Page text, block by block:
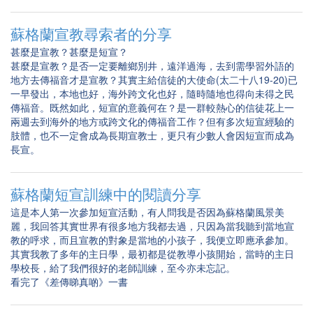
蘇格蘭宣教尋索者的分享
甚麼是宣教？甚麼是短宣？
甚麼是宣教？是否一定要離鄉別井，遠洋過海，去到需學習外語的
地方去傳福音才是宣教？其實主給信徒的大使命(太二十八19-20)已
一早發出，本地也好，海外跨文化也好，隨時隨地也得向未得之民
傳福音。既然如此，短宣的意義何在？是一群較熱心的信徒花上一
兩週去到海外的地方或跨文化的傳福音工作？但有多次短宣經驗的
肢體，也不一定會成為長期宣教士，更只有少數人會因短宣而成為
長宣。
蘇格蘭短宣訓練中的閱讀分享
這是本人第一次參加短宣活動，有人問我是否因為蘇格蘭風景美
麗，我回答其實世界有很多地方我都去過，只因為當我聽到當地宣
教的呼求，而且宣教的對象是當地的小孩子，我便立即應承參加。
其實我教了多年的主日學，最初都是從教導小孩開始，當時的主日
學校長，給了我們很好的老師訓練，至今亦未忘記。
看完了《差傳睇真啲》一書